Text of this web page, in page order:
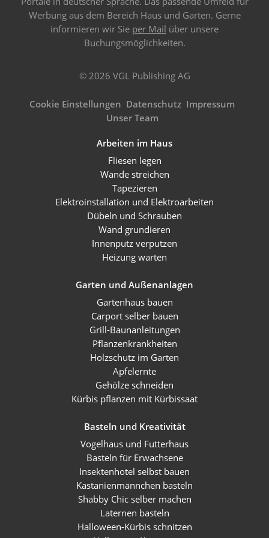
Werbung aus dem Bereich Haus und Garten. Gerne
informieren wir Sie per Mail über unsere
Buchungsmöglichkeiten.
© 2026 VGL Publishing AG
Cookie Einstellungen Datenschutz Impressum
Unser Team
Arbeiten im Haus
Fliesen legen
Wände streichen
Tapezieren
Elektroinstallation und Elektroarbeiten
Dübeln und Schrauben
Wand grundieren
Innenputz verputzen
Heizung warten
Garten und Außenanlagen
Gartenhaus bauen
Carport selber bauen
Grill-Baunanleitungen
Pflanzenkrankheiten
Holzschutz im Garten
Apfelernte
Gehölze schneiden
Kürbis pflanzen mit Kürbissaat
Basteln und Kreativität
Vogelhaus und Futterhaus
Basteln für Erwachsene
Insektenhotel selbst bauen
Kastanienmännchen basteln
Shabby Chic selber machen
Laternen basteln
Halloween-Kürbis schnitzen